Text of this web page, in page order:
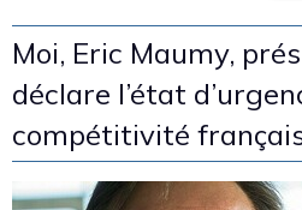
Moi, Eric Maumy,
déclare l’état
compétitivité